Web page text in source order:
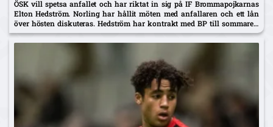
ÖSK vill spetsa anfallet och har riktat in sig på IF Brommapojkarnas
Elton Hedström. Norling har hållit möten med anfallaren och ett lån
över hösten diskuteras. Hedström har kontrakt med BP till sommaren
2029 och uppges även vara på radarn...